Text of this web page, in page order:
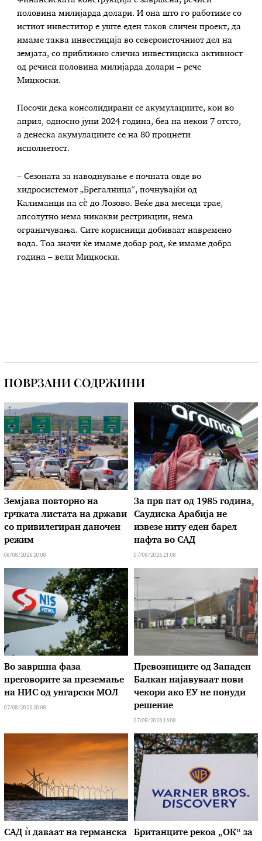
половина милијарда долари. И она што го работиме со
истиот инвеститор е уште еден таков сличен проект, да
имаме таква инвестиција во североисточниот дел на
земјата, со приближно слична инвестициска активност
од речиси половина милијарда долари – рече
Мицкоски.
Посочи дека ​консолидирани се акумулациите, кои во
април, односно јуни 2024 година, беа на некои 7 отсто,
а денеска акумулациите се на 80 процнети
исполнетост.
– Сезоната за наводнување е почната овде во
хидросистемот „Брегалница“, почнувајќи од
Калиманци па сѐ до Лозово. Веќе два месеци трае,
апсолутно нема никакви рестрикции, нема
ограничувања. Сите корисници добиваат навремено
вода. Тоа значи ќе имаме добар род, ќе имаме добра
година – вели Мицкоски.
ПОВРЗАНИ СОДРЖИНИ
Земјава повторно на
грчката листата на држави
со привилегиран даночен
режим
08/08/2026 20:08
За прв пат од 1985 година,
Саудиска Арабија не
извезе ниту еден барел
нафта во САД
07/08/2026 21:08
Во завршна фаза
преговорите за преземање
на НИС од унгарски МОЛ
07/08/2026 20:08
Превозниците од Западен
Балкан најавуваат нови
чекори ако ЕУ не понуди
решение
07/08/2026 16:08
САД ѝ даваат на германска
Британците рекоа „ОК“ за